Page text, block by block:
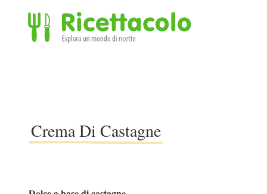
Crema Di Castagne